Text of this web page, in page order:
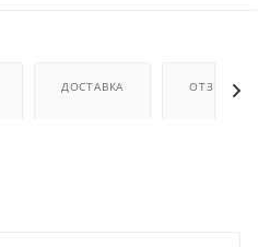
ДОСТАВКА ОТЗЫВЫ